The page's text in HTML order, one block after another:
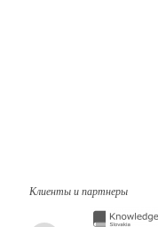
Клиенты и партнеры